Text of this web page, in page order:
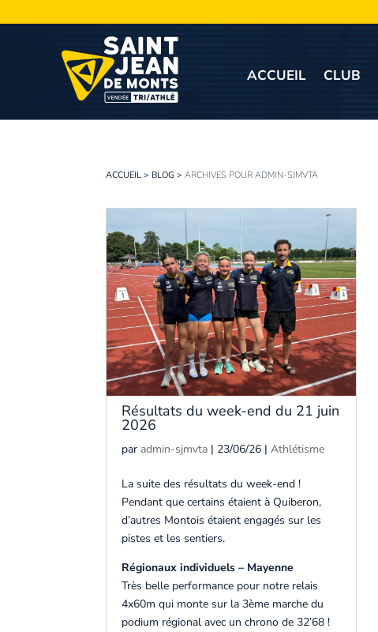
ACCUEIL CLUB
ACCUEIL > BLOG >ARCHIVES POUR ADMIN-SJMVTA
Résultats du week-end du 21 juin
2026
paradmin-sjmvta | 23/06/26 |Athlétisme
La suite des résultats du week-end !
Pendant que certains étaient à Quiberon,
d’autres Montois étaient engagés sur les
pistes et les sentiers.
Régionaux individuels – Mayenne
Très belle performance pour notre relais
4x60m qui monte sur la 3ème marche du
podium régional avec un chrono de 32’68 !